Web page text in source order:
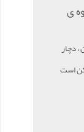
ی
، دچار
است